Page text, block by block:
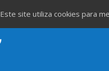
Este site utiliza cookies para